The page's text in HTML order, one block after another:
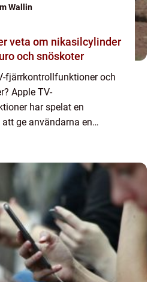
Wallin
veta om nikasilcylinder
och snöskoter
fjärrkontrollfunktioner och
Apple TV-
har spelat en
ge användarna en
TV-fjä...